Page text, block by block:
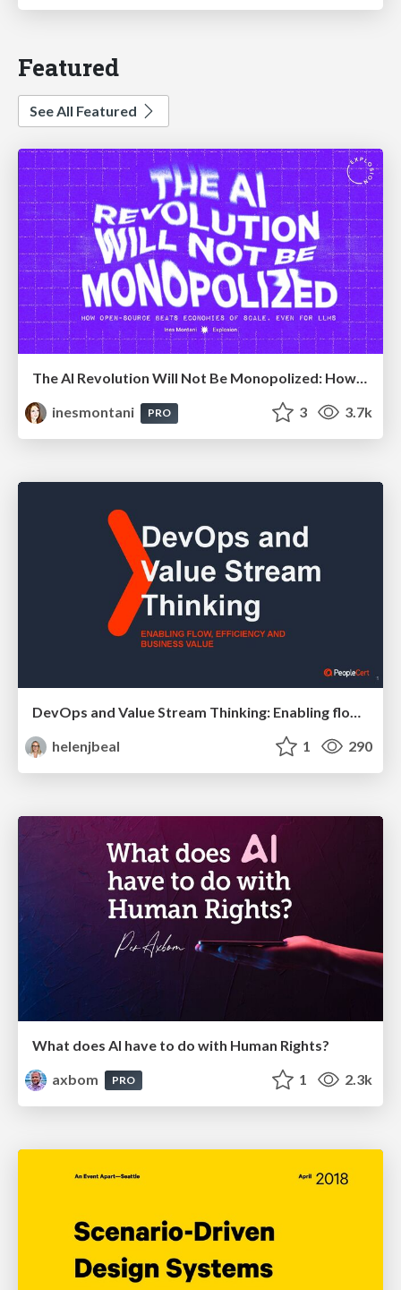
Featured
See All Featured
The AI Revolution Will Not Be Monopolized: How open-source beats economies of scale, even for LLMs
inesmontani
PRO 3 3.7k
DevOps and Value Stream Thinking: Enabling flow, efficiency and business value
helenjbeal
1 290
What does AI have to do with Human Rights?
axbom
PRO 1 2.3k